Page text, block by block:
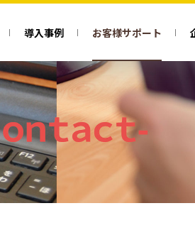
導入事例 お客様サポート